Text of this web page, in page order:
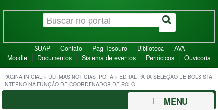
SUAP Contato Pag Tesouro Biblioteca
AVA -
Moodle
Documentos Sistema de eventos Periódicos Ouvidoria
PÁGINA INICIAL > ÚLTIMAS NOTÍCIAS IPORÁ > EDITAL PARA SELEÇÃO DE BOLSISTA
INTERNO NA FUNÇÃO DE COORDENADOR DE POLO
MENU